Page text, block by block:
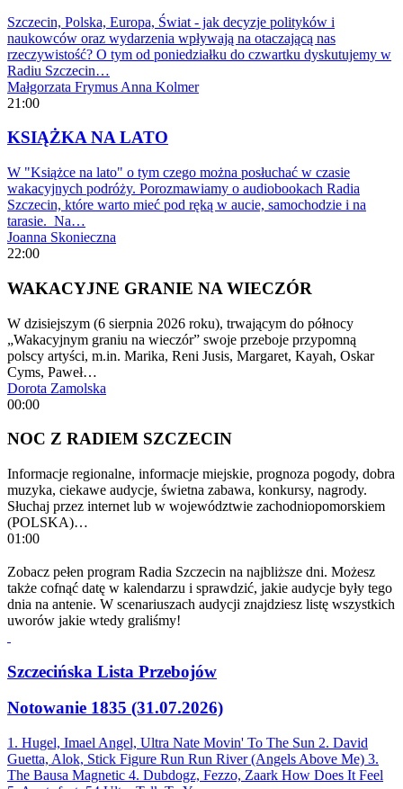
Szczecin, Polska, Europa, Świat - jak decyzje polityków i
naukowców oraz wydarzenia wpływają na otaczającą nas
rzeczywistość? O tym od poniedziałku do czwartku dyskutujemy w
Radiu Szczecin…
Małgorzata Frymus Anna Kolmer
21:00
KSIĄŻKA NA LATO
W "Książce na lato" o tym czego można posłuchać w czasie
wakacyjnych podróży. Porozmawiamy o audiobookach Radia
Szczecin, które warto mieć pod ręką w aucie, samochodzie i na
tarasie. Na…
Joanna Skonieczna
22:00
WAKACYJNE GRANIE NA WIECZÓR
W dzisiejszym (6 sierpnia 2026 roku), trwającym do północy
„Wakacyjnym graniu na wieczór” swoje przeboje przypomną
polscy artyści, m.in. Marika, Reni Jusis, Margaret, Kayah, Oskar
Cyms, Paweł…
Dorota Zamolska
00:00
NOC Z RADIEM SZCZECIN
Informacje regionalne, informacje miejskie, prognoza pogody, dobra
muzyka, ciekawe audycje, świetna zabawa, konkursy, nagrody.
Słuchaj przez internet lub w województwie zachodniopomorskiem
(POLSKA)…
01:00
Zobacz pełen program Radia Szczecin na najbliższe dni. Możesz
także cofnąć datę w kalendarzu i sprawdzić, jakie audycje były tego
dnia na antenie. W scenariuszach audycji znajdziesz listę wszystkich
uworów jakie wtedy graliśmy!
Szczecińska Lista Przebojów
Notowanie 1835 (31.07.2026)
1. Hugel, Imael Angel, Ultra Nate Movin' To The Sun 2. David
Guetta, Alok, Stick Figure Run Run River (Angels Above Me) 3.
The Bausa Magnetic 4. Dubdogz, Fezzo, Zaark How Does It Feel